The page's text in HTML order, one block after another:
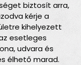
biztosít arra,
kérje a
kihelyezett
esetleges
udvara és
élhető marad.